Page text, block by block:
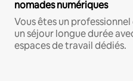
nomades numériques
Vous êtes un
un séjour longue durée
espaces de travail dédiés.